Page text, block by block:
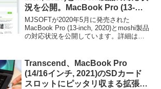
況を公開。MacBook Pro (13-
inch, 2019)用のキーボードカバー
とシェルカバーは非対応。
MJSOFTが2020年5月に発売された
MacBook Pro (13-inch, 2020)とmoshi製品
の対応状況を公開しています。詳細は以
Transcend、MacBook Pro
(14/16インチ, 2021)のSDカード
スロットにピッタリ収まる拡張ス